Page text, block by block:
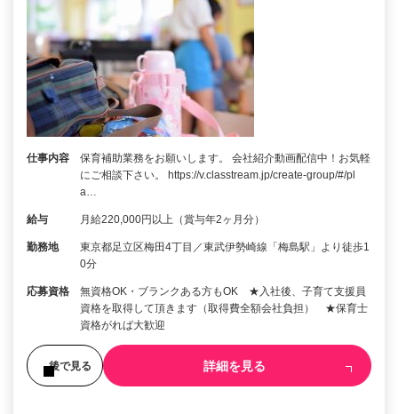
仕事内容
保育補助業務をお願いします。 会社紹介動画配信中！お気軽
にご相談下さい。 https://v.classtream.jp/create-group/#/pl
a…
給与 月給220,000円以上（賞与年2ヶ月分）
勤務地
東京都足立区梅田4丁目／東武伊勢崎線「梅島駅」より徒歩1
0分
応募資格
無資格OK・ブランクある方もOK ★入社後、子育て支援員
資格を取得して頂きます（取得費全額会社負担） ★保育士
資格がれば大歓迎
後で見る 詳細を見る